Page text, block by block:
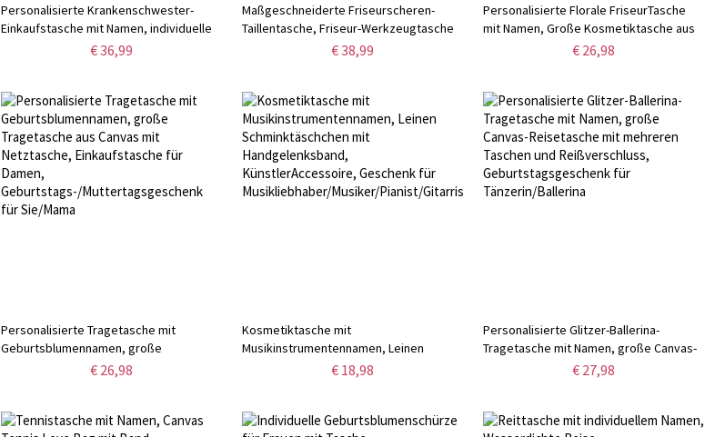
Personalisierte Krankenschwester-
Einkaufstasche mit Namen, individuelle
Krankenschwester-Leinwand-
Krankenschwester-Wochen-Geschenk,
Dankeschön-Geschenke für
Krankenschwester/Arzt
€ 36,99
Maßgeschneiderte Friseurscheren-
Taillentasche, Friseur-Werkzeugtasche
mit Gürtel, Geschenk für Friseur,
€ 38,99
Personalisierte Florale FriseurTasche
mit Namen, Große Kosmetiktasche aus
Canvas, Professionelles Geschenk für
€ 26,98
Personalisierte Tragetasche mit
Geburtsblumennamen, große
Tragetasche aus Canvas mit Netztasche,
Sie/Mama
€ 26,98
Kosmetiktasche mit
Musikinstrumentennamen, Leinen
Schminktäschchen mit
Musikliebhaber/Musiker/Pianist/Gitarrist
€ 18,98
Personalisierte Glitzer-Ballerina-
Tragetasche mit Namen, große Canvas-
Reisetasche mit mehreren Taschen und
€ 27,98